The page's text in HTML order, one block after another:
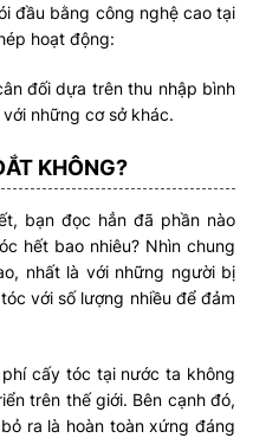
đầu bằng công nghệ cao tại
hoạt động:
đối dựa trên thu nhập bình
những cơ sở khác.
KHÔNG?
bạn đọc hẳn đã phần nào
hết bao nhiêu? Nhìn chung
nhất là với những người bị
với số lượng nhiều để đảm
cấy tóc tại nước ta không
trên thế giới. Bên cạnh đó,
ra là hoàn toàn xứng đáng